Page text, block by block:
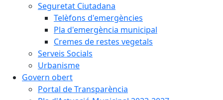
Seguretat Ciutadana
Telèfons d'emergències
Pla d'emergència municipal
Cremes de restes vegetals
Serveis Socials
Urbanisme
Govern obert
Portal de Transparència